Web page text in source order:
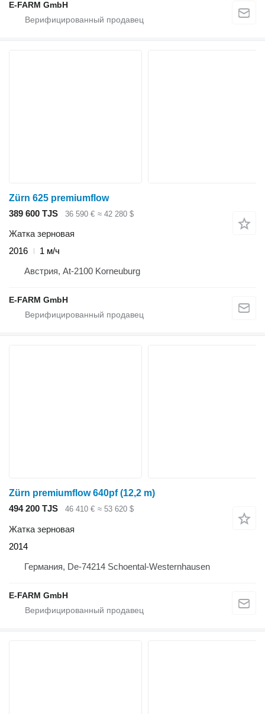
E-FARM GmbH
Zürn 625 premiumflow
389 600 TJS
36 590 € ≈ 42 280 $
Жатка зерновая
2016
1 м/ч
Австрия, At-2100 Korneuburg
E-FARM GmbH
Zürn premiumflow 640pf (12,2 m)
494 200 TJS
46 410 € ≈ 53 620 $
Жатка зерновая
2014
Германия, De-74214 Schoental-Westernhausen
E-FARM GmbH